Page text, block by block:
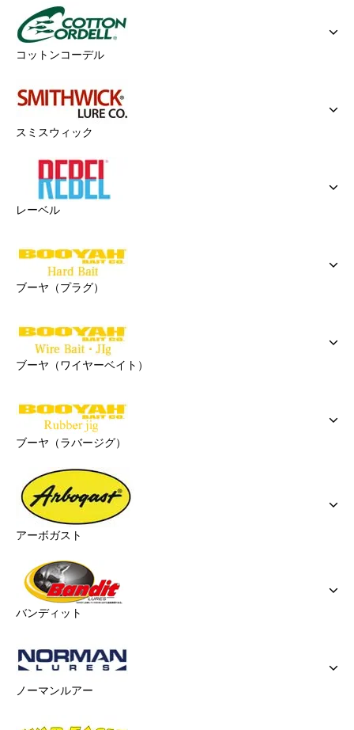
コットンコーデル
スミスウィック
レーベル
ブーヤ（プラグ）
ブーヤ（ワイヤーベイト）
ブーヤ（ラバージグ）
アーボガスト
バンディット
ノーマンルアー